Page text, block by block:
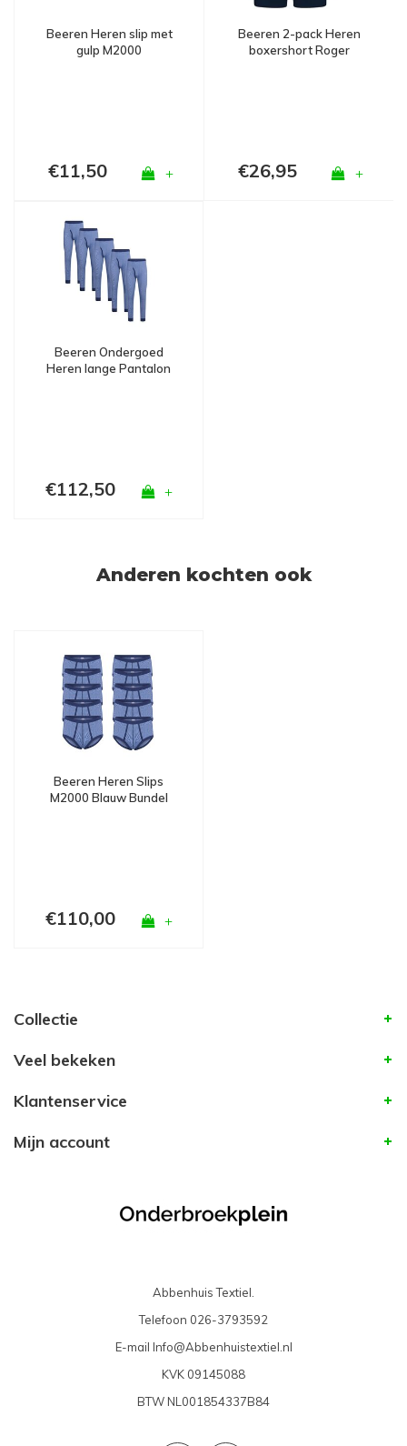
Beeren Heren slip met
gulp M2000
€11,50 +
Beeren 2-pack Heren
boxershort Roger
€26,95 +
Beeren Ondergoed
Heren lange Pantalon
€112,50 +
Anderen kochten ook
Beeren Heren Slips
M2000 Blauw Bundel
€110,00 +
Collectie
Veel bekeken
Klantenservice
Mijn account
Abbenhuis Textiel.
Telefoon 026-3793592
E-mail Info@Abbenhuistextiel.nl
KVK 09145088
BTWNL001854337B84